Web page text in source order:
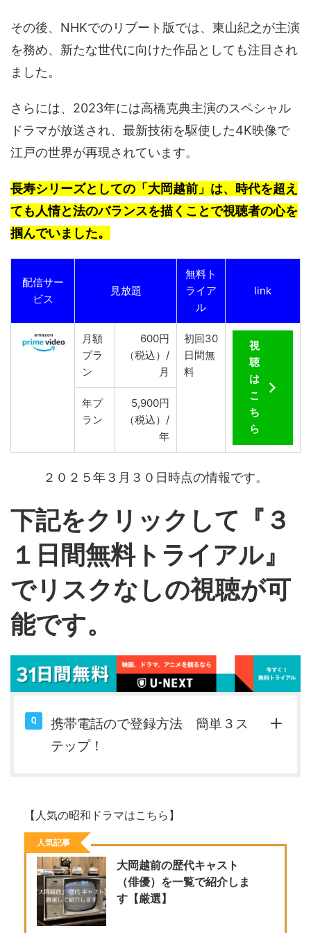
その後、NHKでのリブート版では、東山紀之が主演
を務め、新たな世代に向けた作品としても注目され
ました。
さらには、2023年には高橋克典主演のスペシャル
ドラマが放送され、最新技術を駆使した4K映像で
江戸の世界が再現されています。
長寿シリーズとしての「大岡越前」は、時代を超え
ても人情と法のバランスを描くことで視聴者の心を
掴んでいました。
配信サー
ビス
見放題
無料ト
ライア
ル
link
月額
プラ
ン
600円
（税込）/
月
初回30
日間無
料
視
聴
は
こ
ち
ら
年プ
ラン
5,900円
（税込）/
年
２０２５年３月３０日時点の情報です。
下記をクリックして『３
１日間無料トライアル』
でリスクなしの視聴が可
能です。
携帯電話ので登録方法 簡単３ス
テップ！
【人気の昭和ドラマはこちら】
人気記事
大岡越前の歴代キャスト
（俳優）を一覧で紹介しま
す【厳選】